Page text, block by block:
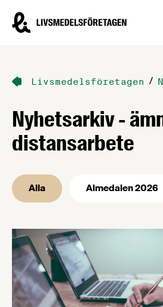
Livsmedelsföretagen – till startsidan
Livsmedelsföretagen /
Nyhetsarkiv -
distansarbete
Alla Almedalen 2026